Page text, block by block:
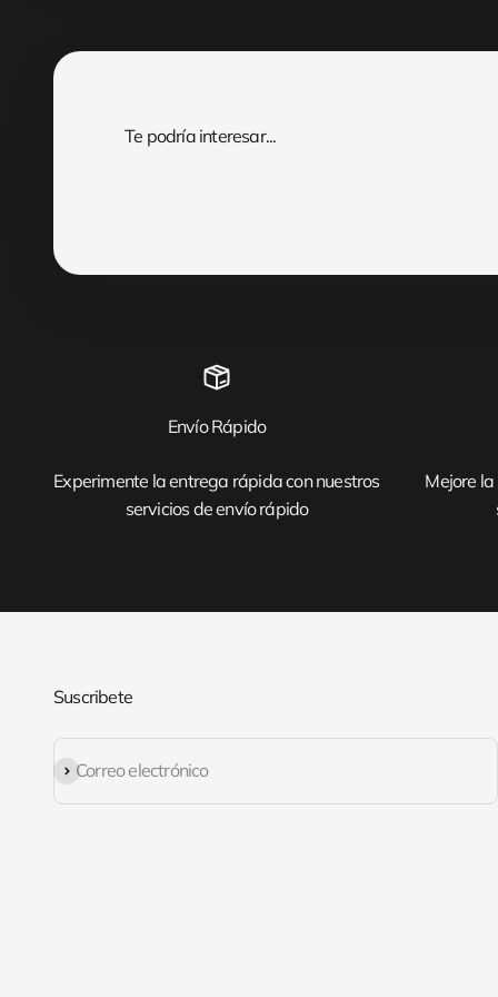
Envío Rápido
Experimente la entrega rápida con nuestros
servicios de envío rápido
Mejore
Suscribete
Correo electrónico
Suscribirse